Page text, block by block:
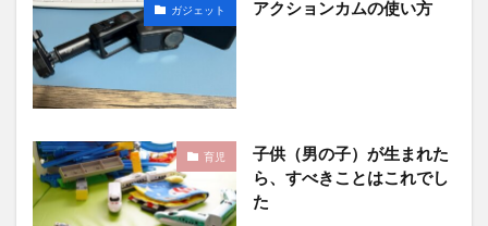
ガジェット アクションカムの使い方
育児
子供（男の子）が生まれた
ら、すべきことはこれでし
た